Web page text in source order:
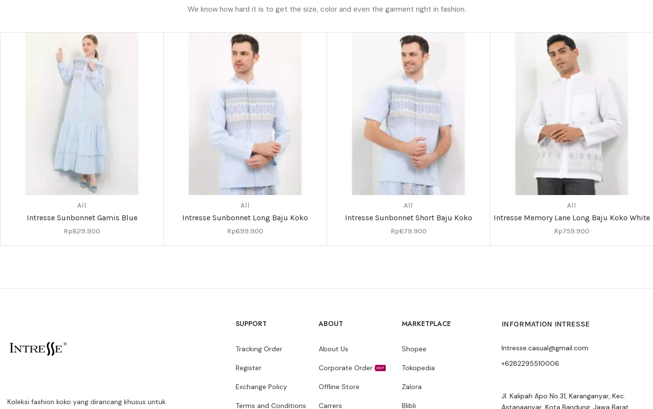
We know how hard it is to get the size, color and even the garment right in fashion.
All
Intresse Sunbonnet Gamis Blue
Rp829.900
All
Intresse Sunbonnet Long Baju Koko
Rp699.900
All
Intresse Sunbonnet Short Baju Koko
Rp679.900
All
Intresse Memory Lane Long Baju Koko White
Rp759.900
Koleksi fashion koko yang dirancang khusus untuk
SUPPORT
Tracking Order
Register
Exchange Policy
Terms and Conditions
ABOUT
About Us
Corporate Order HOT
Offline Store
Carrers
MARKETPLACE
Shopee
Tokopedia
Zalora
Blibli
INFORMATION INTRESSE
Intresse.casual@gmail.com
+6282295510006
Jl. Kalipah Apo No.31, Karanganyar, Kec.
Astanaanyar, Kota Bandung, Jawa Barat